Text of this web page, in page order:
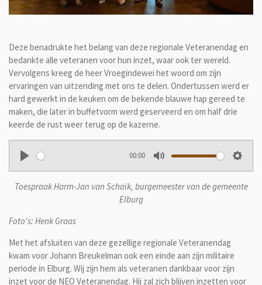
Deze benadrukte het belang van deze regionale Veteranendag en
bedankte alle veteranen voor hun inzet, waar ook ter wereld.
Vervolgens kreeg de heer Vroegindewei het woord om zijn
ervaringen van uitzending met ons te delen. Ondertussen werd er
hard gewerkt in de keuken om de bekende blauwe hap gereed te
maken, die later in buffetvorm werd geserveerd en om half drie
keerde de rust weer terug op de kazerne.
P
l
00:00
M
u
S
e
Toespraak Harm-Jan van Schaik, burgemeester van de gemeente
Elburg
Foto's: Henk Graas
Met het afsluiten van deze gezellige regionale Veteranendag
kwam voor Johann Breukelman ook een einde aan zijn militaire
periode in Elburg. Wij zijn hem als veteranen dankbaar voor zijn
inzet voor de NEO Veteranendag. Hij zal zich blijven inzetten voor